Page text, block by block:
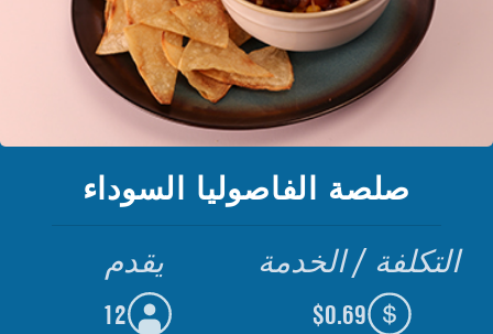
صلصة الفاصوليا السوداء
يقدم
12
التكلفة / الخدمة
$0.69